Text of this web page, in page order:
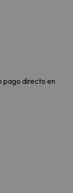
pago directo en